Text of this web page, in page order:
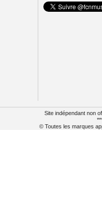
Site indépendant non
© Toutes les marques